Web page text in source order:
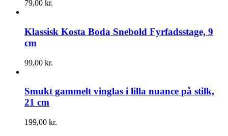
79,00 kr.
Klassisk Kosta Boda Snebold Fyrfadsstage, 9
cm
99,00 kr.
Smukt gammelt vinglas i lilla nuance på stilk,
21 cm
199,00 kr.